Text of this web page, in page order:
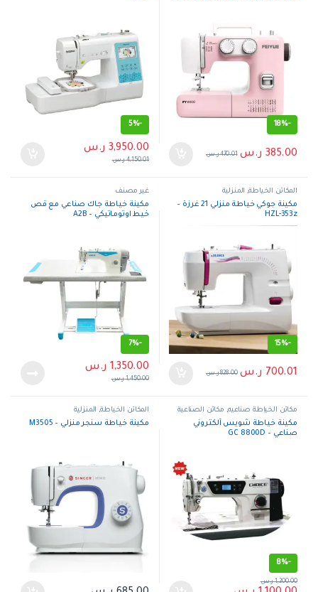
-
18%
385.00 ر.س 470.01 ر.س
-
5%
3,950.00 ر.س
4,150.01 ر.س
المكائن الخياطة, المنزلية
مكينة جوكي خياطة منزلي 21 غرزة –
HZL-353z
-
15%
700.01 ر.س 828.00 ر.س
غير مصنف
مكينة خياطة جاك صناعي مع قص
خيط اوتوماتيكي – A2B
-
7%
1,350.00 ر.س
1,450.00 ر.س
مكائن الخياطة صناعيه, مكائن الصناعية
مكينة خياطة شويس ألكتروني
صناعي – GC 8800D
-
8%
1,200.00 ر.س
المكائن الخياطة, المنزلية
مكينة خياطة سنجر منزلي – M3505